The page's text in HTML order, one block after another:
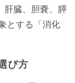
肝臓、胆嚢、膵
とする「消化
び方